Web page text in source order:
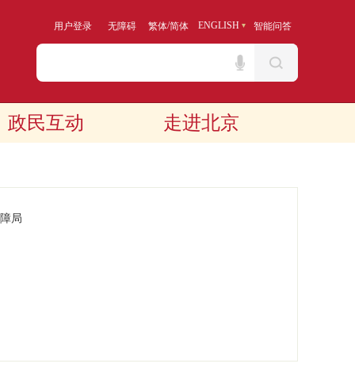
用户登录 无障碍 繁体/简体 ENGLISH 智能问答
政民互动 走进北京
局